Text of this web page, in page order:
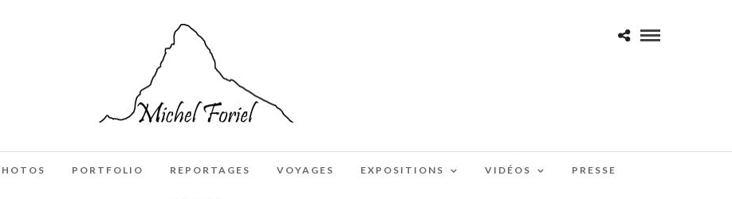
PORTFOLIO REPORTAGES VOYAGES EXPOSITIONS VIDÉOS PRESSE